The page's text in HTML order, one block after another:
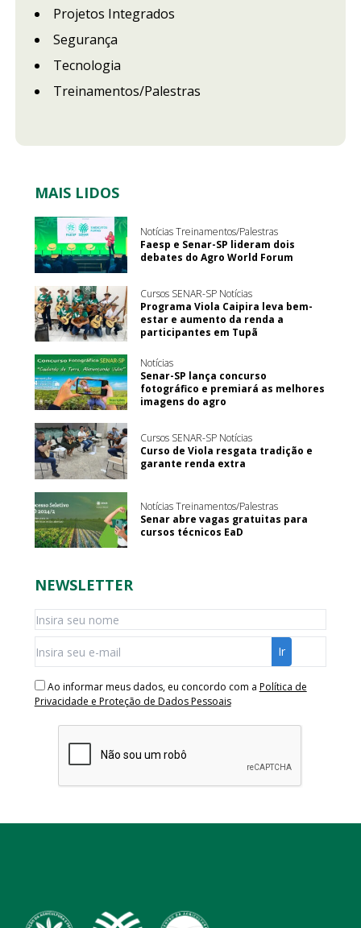
Projetos Integrados
Segurança
Tecnologia
Treinamentos/Palestras
MAIS LIDOS
Notícias Treinamentos/Palestras
Faesp e Senar-SP lideram dois
debates do Agro World Forum
Cursos SENAR-SP Notícias
Programa Viola Caipira leva bem-
estar e aumento da renda a
participantes em Tupã
Notícias
Senar-SP lança concurso
fotográfico e premiará as melhores
imagens do agro
Cursos SENAR-SP Notícias
Curso de Viola resgata tradição e
garante renda extra
Notícias Treinamentos/Palestras
Senar abre vagas gratuitas para
cursos técnicos EaD
NEWSLETTER
Ao informar meus dados, eu concordo com a Política de
Privacidade e Proteção de Dados Pessoais